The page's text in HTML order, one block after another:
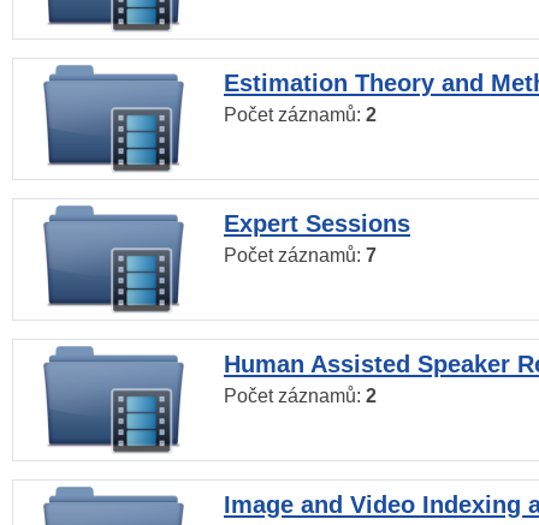
Estimation Theory and
Počet záznamů: 2
Expert Sessions
Počet záznamů: 7
Human Assisted Speaker
Počet záznamů: 2
Image and Video Indexing